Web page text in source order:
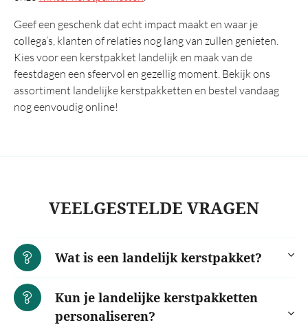
Geef een geschenk dat echt impact maakt en waar je
collega’s, klanten of relaties nog lang van zullen genieten.
Kies voor een kerstpakket landelijk en maak van de
feestdagen een sfeervol en gezellig moment. Bekijk ons
assortiment landelijke kerstpakketten en bestel vandaag
nog eenvoudig online!
VEELGESTELDE VRAGEN
Wat is een landelijk kerstpakket?
Kun je landelijke kerstpakketten
personaliseren?